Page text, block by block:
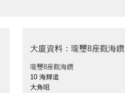
大廈資料：瓏璽8座觀海鑽
瓏璽8座觀海鑽
10 海輝道
大角咀